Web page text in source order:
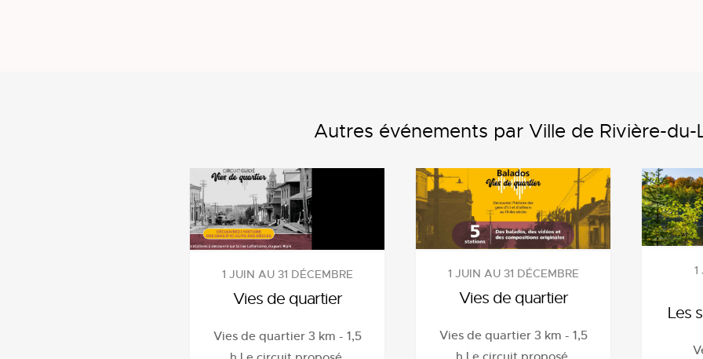
Autres événements par Ville de Rivière-du-
1 JUIN AU 31 DÉCEMBRE
Vies de quartier
Vies de quartier 3 km - 1,5
1 JUIN AU 31 DÉCEMBRE
Vies de quartier
Vies de quartier 3 km - 1,5
1
Les